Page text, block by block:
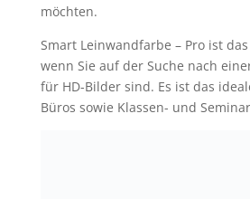
möchten.
Smart Leinwandfarbe – Pro ist
wenn Sie auf der Suche nach
für HD-Bilder sind. Es ist das
Büros sowie Klassen- und